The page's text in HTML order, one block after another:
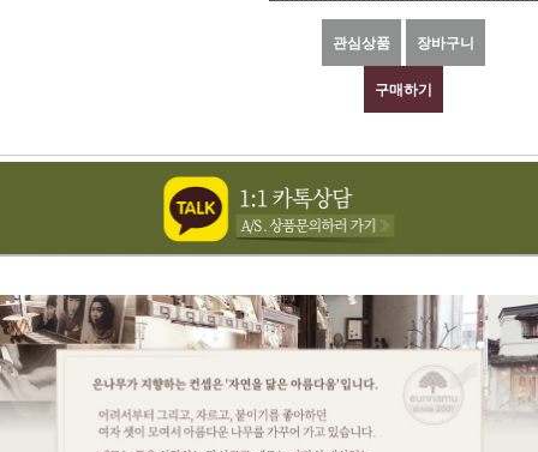
관심상품 장바구니
구매하기